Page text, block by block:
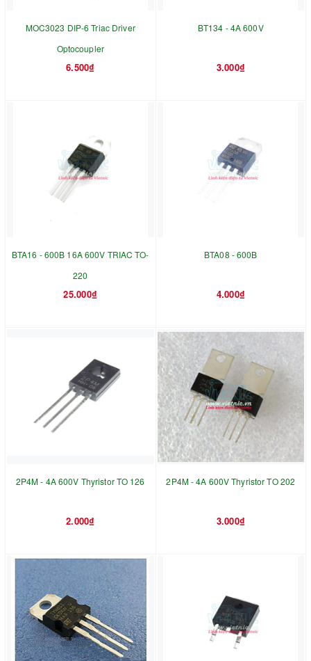
MOC3023 DIP-6 Triac Driver
Optocoupler
6.500₫
BT134 - 4A 600V
3.000₫
BTA16 - 600B 16A 600V TRIAC TO-
220
25.000₫
BTA08 - 600B
4.000₫
2P4M - 4A 600V Thyristor TO 126
2.000₫
2P4M - 4A 600V Thyristor TO 202
3.000₫